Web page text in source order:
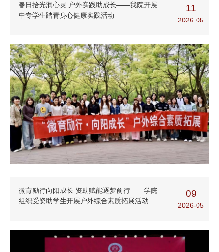
春日拾光润心灵 户外实践助成长——我院开展
中专学生踏青身心健康实践活动
11
2026-05
微育励行向阳成长 资助赋能逐梦前行——学院
组织受资助学生开展户外综合素质拓展活动
09
2026-05